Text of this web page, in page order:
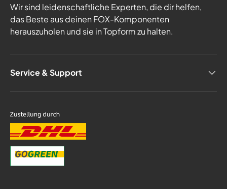
Wir sind leidenschaftliche Experten, die dir helfen,
das Beste aus deinen FOX-Komponenten
herauszuholen und sie in Topform zu halten.
Service & Support